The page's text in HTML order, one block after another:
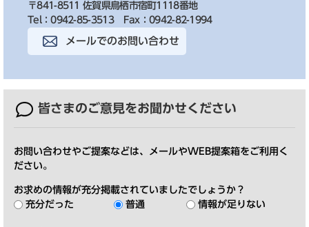
〒841-8511 佐賀県鳥栖市宿町1118番地
Tel：0942-85-3513
Fax：0942-82-1994
メールでのお問い合わせ
皆さまのご意見をお聞かせください
お問い合わせやご提案などは、メールやWEB提案箱をご利用く
ださい。
お求めの情報が充分掲載されていましたでしょうか？
充分だった
普通 情報が足りない